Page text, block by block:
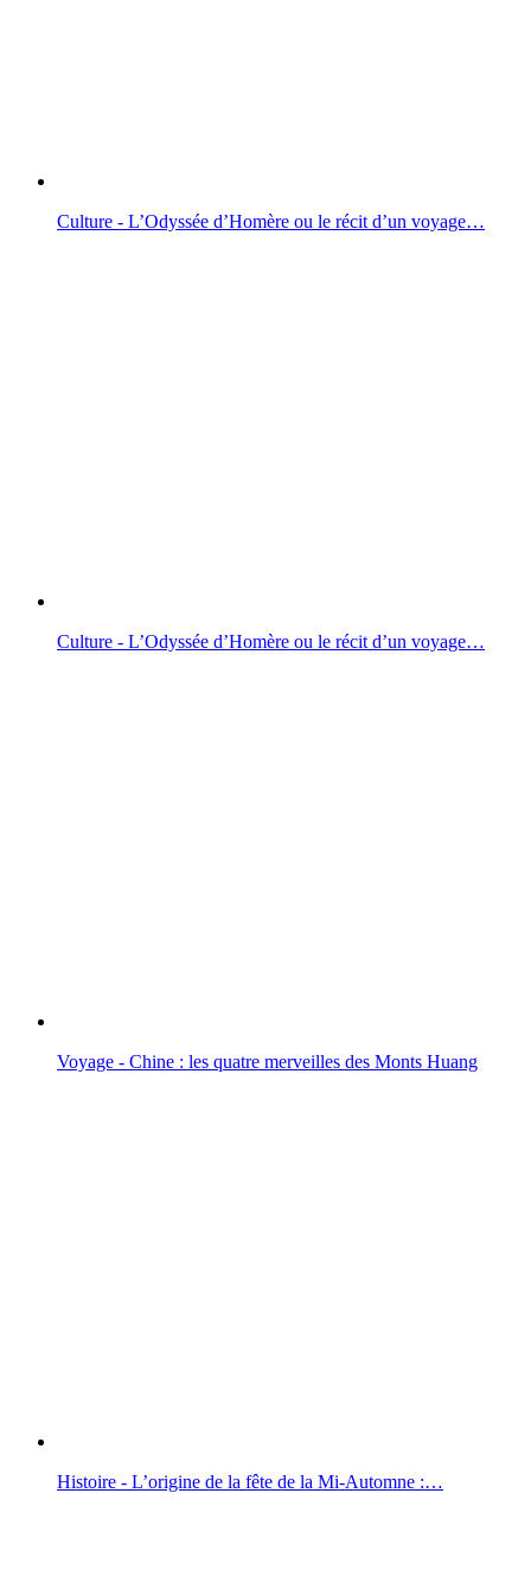
Culture - L’Odyssée d’Homère ou le récit d’un voyage…
Culture - L’Odyssée d’Homère ou le récit d’un voyage…
Voyage - Chine : les quatre merveilles des Monts Huang
Histoire - L’origine de la fête de la Mi-Automne :…